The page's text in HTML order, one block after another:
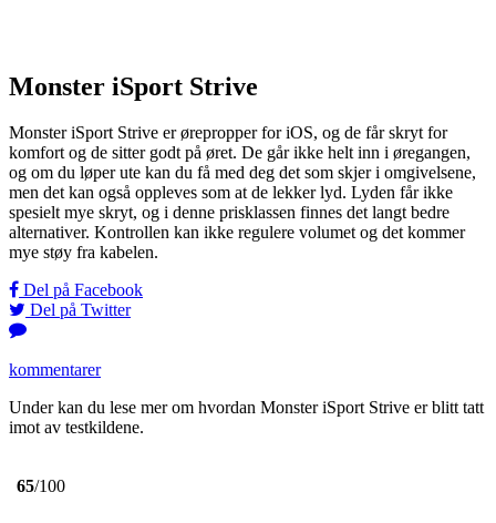
Monster iSport Strive
Monster iSport Strive er ørepropper for iOS, og de får skryt for
komfort og de sitter godt på øret. De går ikke helt inn i øregangen,
og om du løper ute kan du få med deg det som skjer i omgivelsene,
men det kan også oppleves som at de lekker lyd. Lyden får ikke
spesielt mye skryt, og i denne prisklassen finnes det langt bedre
alternativer. Kontrollen kan ikke regulere volumet og det kommer
mye støy fra kabelen.
Del på Facebook
Del på Twitter
kommentarer
Under kan du lese mer om hvordan Monster iSport Strive er blitt tatt
imot av testkildene.
65/100